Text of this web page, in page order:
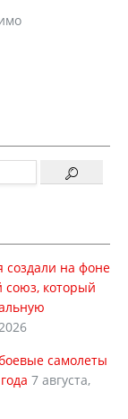
создали на фоне
союз, который
самолеты
7 августа,